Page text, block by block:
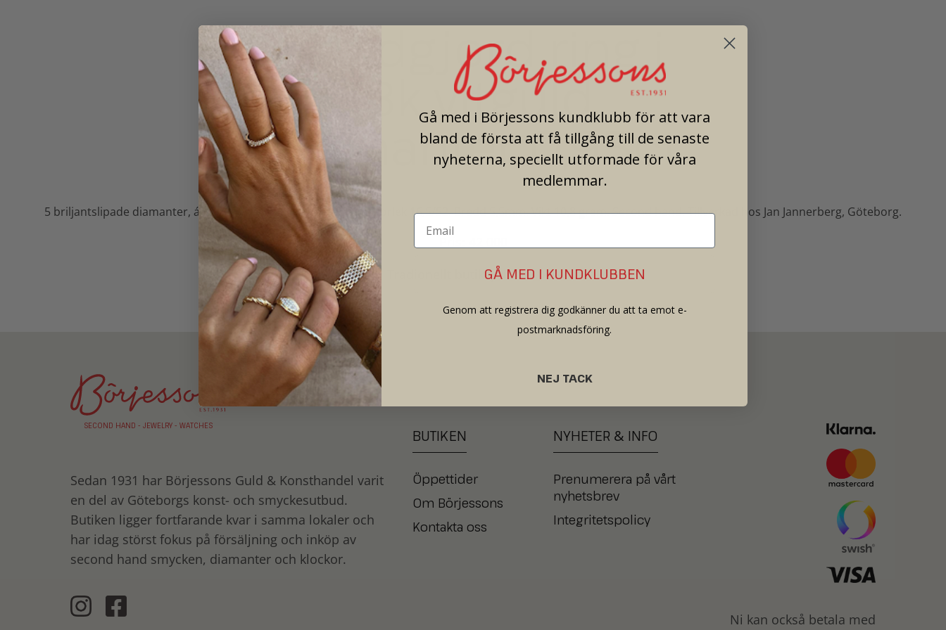
Handgjord ring i
18k vitguld,
diamanter 0,95ct
5 briljantslipade diamanter, á ca 0,19ct. Kvalité ca TW-VS. Ringstorlek 16,5/52. Bredd 5,5mm. Vikt 10,8 gram. Second hand. Tillverkad hos Jan Jannerberg, Göteborg.
Tradionellt butikspris: 80 000
SECOND HAND - JEWELRY - WATCHES
Sedan 1931 har Börjessons Guld & Konsthandel varit
en del av Göteborgs konst- och smyckesutbud.
Butiken ligger fortfarande kvar i samma lokaler och
har idag störst fokus på försäljning och inköp av
second hand smycken, diamanter och klockor.
BUTIKEN
Öppettider
Om Börjessons
Kontakta oss
NYHETER & INFO
Prenumerera på vårt
nyhetsbrev
Integritetspolicy
Ni kan också betala med
Gå med i Börjessons kundklubb för att vara
bland de första att få tillgång till de senaste
nyheterna, speciellt utformade för våra
medlemmar.
GÅ MED I KUNDKLUBBEN
Genom att registrera dig godkänner du att ta emot e-
postmarknadsföring.
NEJ TACK